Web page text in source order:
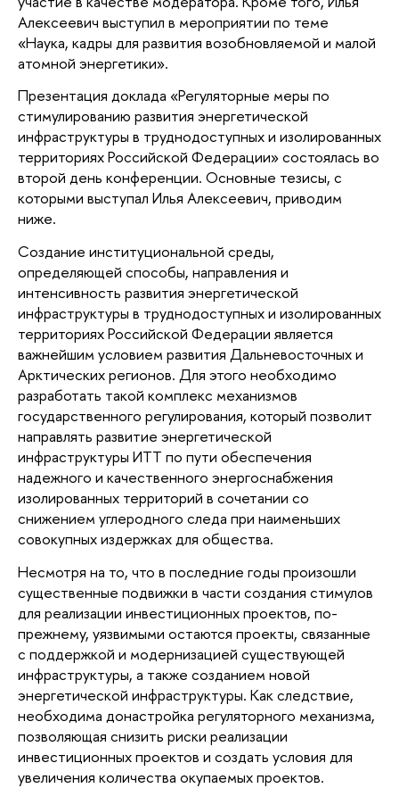
Алексеевич выступил в мероприятии по теме
«Наука, кадры для развития возобновляемой и малой
атомной энергетики».
Презентация доклада «Регуляторные меры по
стимулированию развития энергетической
инфраструктуры в труднодоступных и изолированных
территориях Российской Федерации» состоялась во
второй день конференции. Основные тезисы, с
которыми выступал Илья Алексеевич, приводим
ниже.
Создание институциональной среды,
определяющей способы, направления и
интенсивность развития энергетической
инфраструктуры в труднодоступных и изолированных
территориях Российской Федерации является
важнейшим условием развития Дальневосточных и
Арктических регионов. Для этого необходимо
разработать такой комплекс механизмов
государственного регулирования, который позволит
направлять развитие энергетической
инфраструктуры ИТТ по пути обеспечения
надежного и качественного энергоснабжения
изолированных территорий в сочетании со
снижением углеродного следа при наименьших
совокупных издержках для общества.
Несмотря на то, что в последние годы произошли
существенные подвижки в части создания стимулов
для реализации инвестиционных проектов, по-
прежнему, уязвимыми остаются проекты, связанные
с поддержкой и модернизацией существующей
инфраструктуры, а также созданием новой
энергетической инфраструктуры. Как следствие,
необходима донастройка регуляторного механизма,
позволяющая снизить риски реализации
инвестиционных проектов и создать условия для
увеличения количества окупаемых проектов.